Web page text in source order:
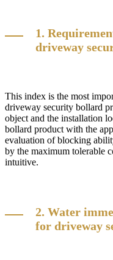
1.
driveway
This index is the most
driveway security bollard
object and the installation
bollard product with the
evaluation of blocking
by the maximum tolerable
intuitive.
2. Water
for driveway